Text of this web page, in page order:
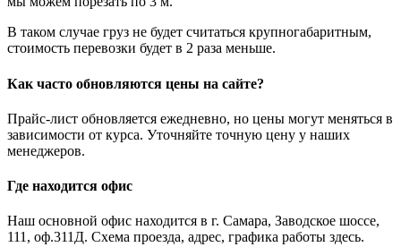
В таком случае груз не будет считаться крупногабаритным,
стоимость перевозки будет в 2 раза меньше.
Как часто обновляются цены на сайте?
Прайс-лист обновляется ежедневно, но цены могут меняться в
зависимости от курса. Уточняйте точную цену у наших
менеджеров.
Где находится офис
Наш основной офис находится в г. Самара, Заводское шоссе,
111, оф.311Д. Схема проезда, адрес, графика работы здесь.